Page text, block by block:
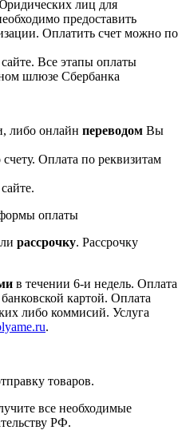
лиц для
предоставить
Оплатить счет можно по
сайте. Все этапы оплаты
шлюзе Сбербанка
либо онлайн переводом Вы
счету. Оплата по реквизитам
оплаты
рассрочку. Рассрочку
в течении 6-и недель. Оплата
картой. Оплата
либо коммисий. Услуга
.
товаров.
все необходимые
РФ.